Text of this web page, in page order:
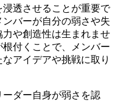
透させることが重要で
バーが自分の弱さや失
や創造性は生まれませ
付くことで、メンバー
アイデアや挑戦に取り
ダー自身が弱さを認